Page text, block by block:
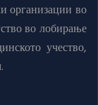
организации во
во лобирање
учество,